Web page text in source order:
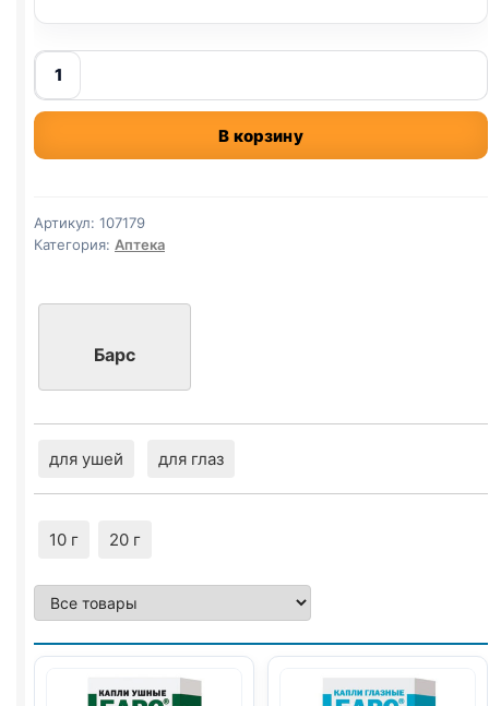
Количество
товара
Лосьон
очистки
собак
и
В корзину
Артикул: 107179
Категория: Аптека
Барс
для ушей для глаз
10 г 20 г